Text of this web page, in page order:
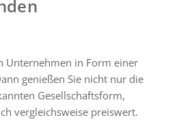
Unternehmen in Form einer
genießen Sie nicht nur die
Gesellschaftsform,
vergleichsweise preiswert.